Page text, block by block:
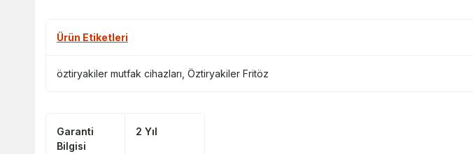
Ürün Etiketleri
öztiryakiler mutfak cihazları Öztiryakiler Fritöz
Garanti
Bilgisi
2 Yıl